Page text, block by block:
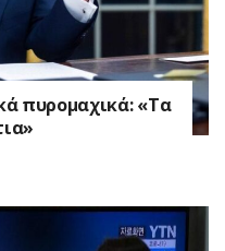
πυρομαχικά: «Τα